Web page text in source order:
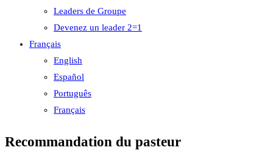
Leaders de Groupe
Devenez un leader 2=1
Français
English
Español
Português
Français
Recommandation du pasteur